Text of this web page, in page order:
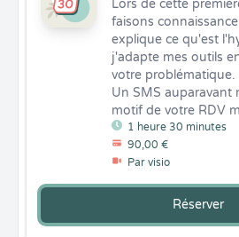
1 heure 30 minutes
90,00 €
Par visio
Lors de cette
faisons
explique ce qu'est
j'adapte mes outils
votre problématique.
Un SMS auparavant
motif de votre RDV
Réserver